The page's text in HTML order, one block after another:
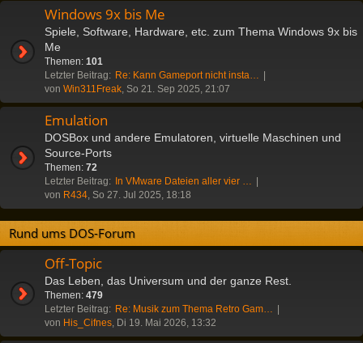
Windows 9x bis Me
Spiele, Software, Hardware, etc. zum Thema Windows 9x bis
Me
Themen: 101
Letzter Beitrag: Re: Kann Gameport nicht insta…
von Win311Freak, So 21. Sep 2025, 21:07
Emulation
DOSBox und andere Emulatoren, virtuelle Maschinen und
Source-Ports
Themen: 72
Letzter Beitrag: In VMware Dateien aller vier …
von R434, So 27. Jul 2025, 18:18
Rund ums DOS-Forum
Off-Topic
Das Leben, das Universum und der ganze Rest.
Themen: 479
Letzter Beitrag: Re: Musik zum Thema Retro Gam…
von His_Cifnes, Di 19. Mai 2026, 13:32